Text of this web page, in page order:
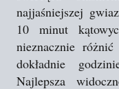
najjaśniejszej
10 minut
nieznacznie
dokładnie
Najlepsza